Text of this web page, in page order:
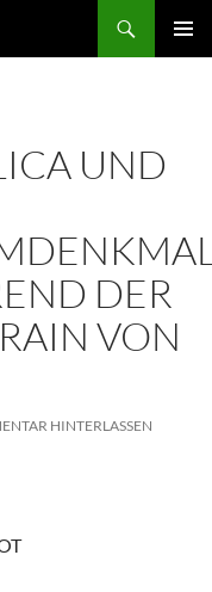
UND
DER
VON
HINTERLASSEN